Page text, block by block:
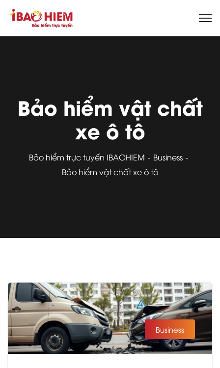
Bảo hiểm vật chất
xe ô tô
Bảo hiểm trực tuyến IBAOHIEM
Business
Bảo hiểm vật chất xe ô tô
Business